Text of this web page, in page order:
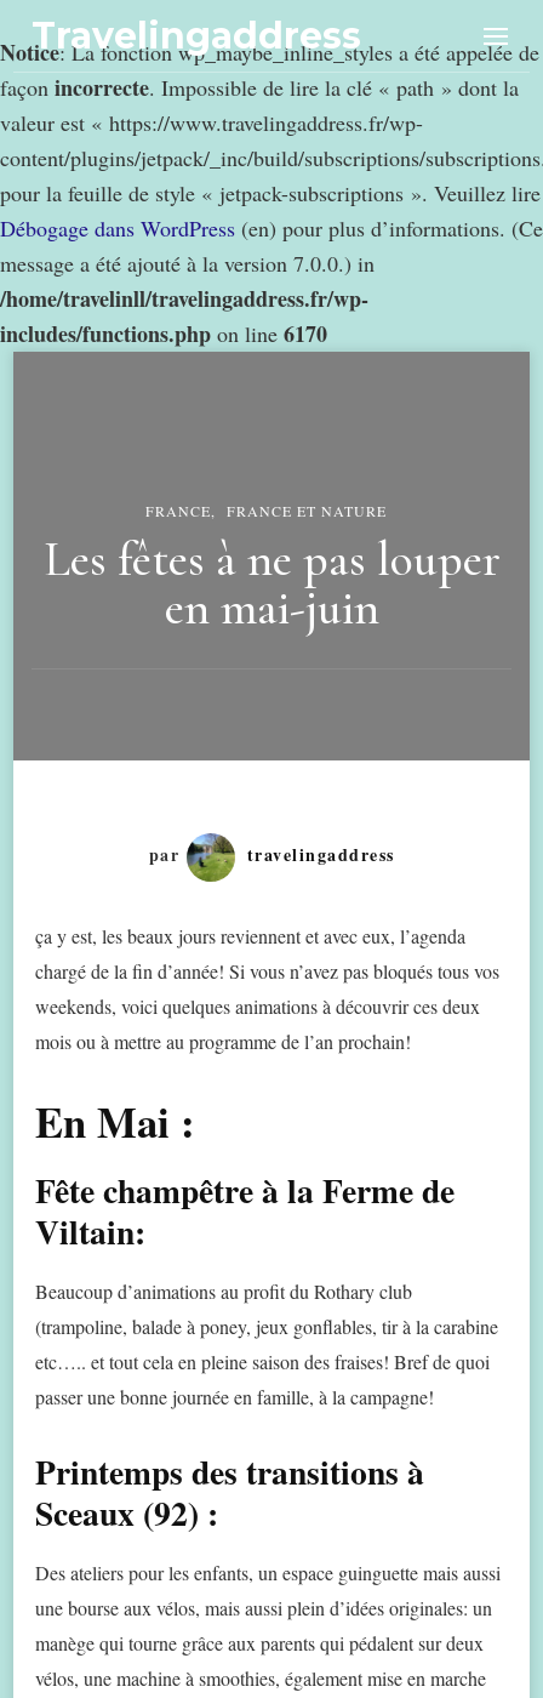
Notice: La fonction wp_maybe_inline_styles a été appelée de
façon incorrecte. Impossible de lire la clé « path » dont la
valeur est « https://www.travelingaddress.fr/wp-
content/plugins/jetpack/_inc/build/subscriptions/
pour la feuille de style « jetpack-subscriptions ». Veuillez lire
Débogage dans WordPress (en) pour plus d’informations. (Ce
message a été ajouté à la version 7.0.0.) in
/home/travelinll/travelingaddress.fr/wp-
includes/functions.php on line 6170
Travelingaddress
FRANCE FRANCE ET NATURE
Les fêtes à ne pas louper
en mai-juin
par travelingaddress
ça y est, les beaux jours reviennent et avec eux, l’agenda
chargé de la fin d’année! Si vous n’avez pas bloqués tous vos
weekends, voici quelques animations à découvrir ces deux
mois ou à mettre au programme de l’an prochain!
En Mai :
Fête champêtre à la Ferme de
Viltain:
Beaucoup d’animations au profit du Rothary club
(trampoline, balade à poney, jeux gonflables, tir à la carabine
etc….. et tout cela en pleine saison des fraises! Bref de quoi
passer une bonne journée en famille, à la campagne!
Printemps des transitions à
Sceaux (92) :
Des ateliers pour les enfants, un espace guinguette mais aussi
une bourse aux vélos, mais aussi plein d’idées originales: un
manège qui tourne grâce aux parents qui pédalent sur deux
vélos, une machine à smoothies, également mise en marche